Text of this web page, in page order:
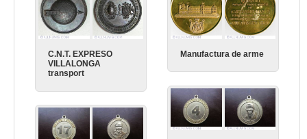
Manufactura de arme
C.N.T. EXPRESO
VILLALONGA
transport